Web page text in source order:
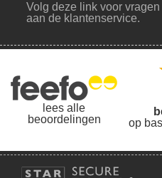
Volg deze link voor vragen
aan de klantenservice.
lees alle
beoordelingen
op